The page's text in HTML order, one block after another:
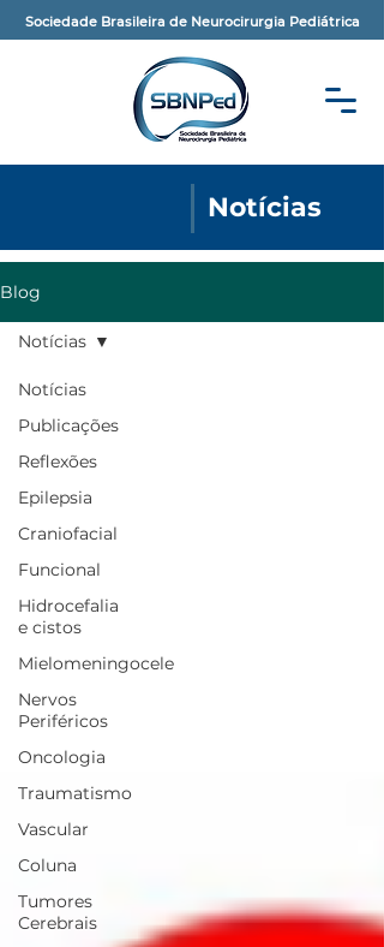
Sociedade Brasileira de Neurocirurgia Pediátrica
Notícias
Blog
Notícias
Publicações
Reflexões
Epilepsia
Craniofacial
Funcional
Hidrocefalia
e cistos
Mielomeningocele
Nervos
Periféricos
Oncologia
Traumatismo
Vascular
Coluna
Tumores
Cerebrais
Notícias